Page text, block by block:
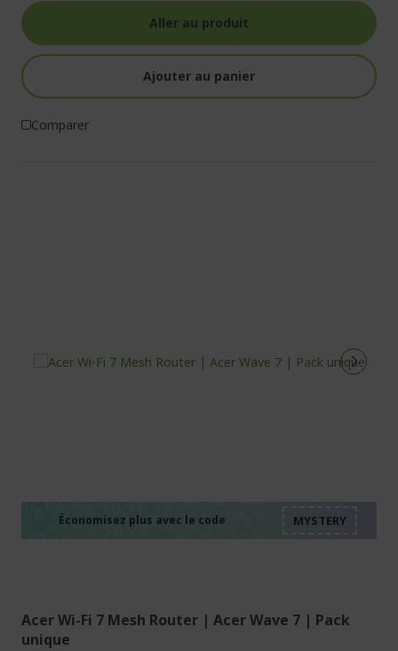
Aller au produit
Ajouter au panier
Comparer
Économisez plus avec le code
Acer Wi-Fi 7 Mesh Router | Acer Wave 7 | Pack
unique